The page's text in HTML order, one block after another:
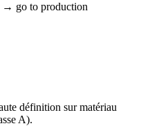
→ go to production
définition sur matériau
A).